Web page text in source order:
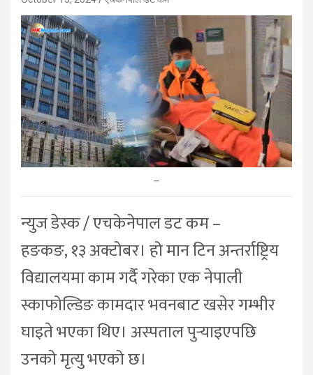
–
न्युज डेस्क / एचकेनेपाल डट कम –
हङकङ, १३ अक्टोबर। हो मान टिन अन्तर्राष्ट्रिय
विद्यालयमा काम गर्दै गरेका एक नेपाली
स्काफोल्डिङ कामदार भवनबाट खसेर गम्भीर
घाइते भएका थिए। अस्पताल पुर्‍याइएपछि
उनको मृत्यु भएको छ।